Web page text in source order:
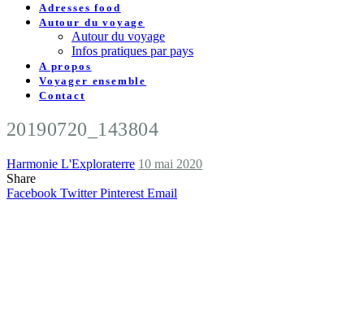
Adresses food
Autour du voyage
Autour du voyage
Infos pratiques par pays
A propos
Voyager ensemble
Contact
20190720_143804
Harmonie L'Exploraterre 10 mai 2020
Share
Facebook Twitter Pinterest Email